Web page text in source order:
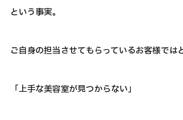
という事実。
ご自身の担当させてもらっているお客様では
「上手な美容室が見つからない」